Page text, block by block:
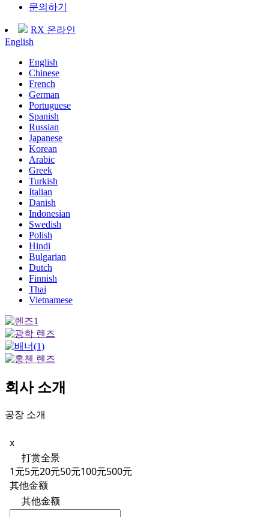
문의하기
RX 온라인
English
English
Chinese
French
German
Portuguese
Spanish
Russian
Japanese
Korean
Arabic
Greek
Turkish
Italian
Danish
Indonesian
Swedish
Polish
Hindi
Bulgarian
Dutch
Finnish
Thai
Vietnamese
회사 소개
공장 소개